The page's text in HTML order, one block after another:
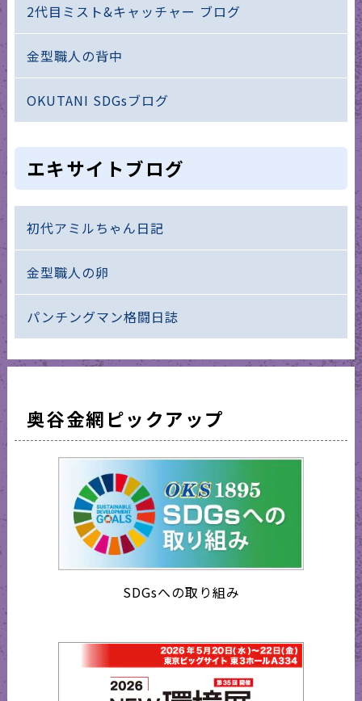
2代目ミスト&キャッチャー ブログ
金型職人の背中
OKUTANI SDGsブログ
エキサイトブログ
初代アミルちゃん日記
金型職人の卵
パンチングマン格闘日誌
奥谷金網ピックアップ
SDGsへの取り組み